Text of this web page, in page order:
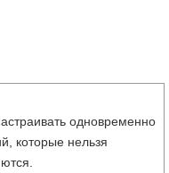
одновременно
которые нельзя